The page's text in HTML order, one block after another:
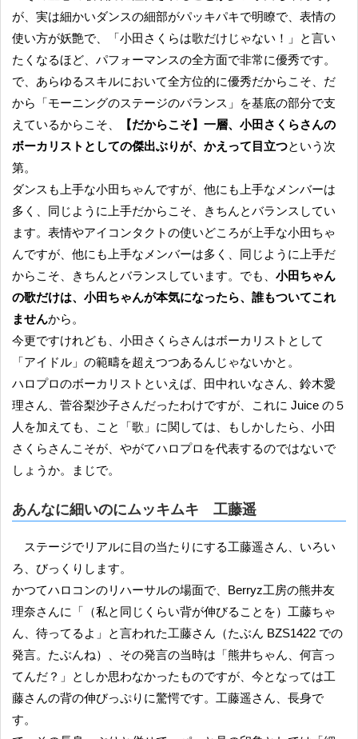
が、実は細かいダンスの細部がパッキパキで明瞭で、表情の
使い方が妖艶で、「小田さくらは歌だけじゃない！」と言い
たくなるほど、パフォーマンスの全方面で非常に優秀です。
で、あらゆるスキルにおいて全方位的に優秀だからこそ、だ
から「モーニングのステージのバランス」を基底の部分で支
えているからこそ、
【だからこそ】一層、小田さくらさんの
ボーカリストとしての傑出ぶりが、かえって目立つという次
第。
ダンスも上手な小田ちゃんですが、他にも上手なメンバーは
多く、同じように上手だからこそ、きちんとバランスしてい
ます。表情やアイコンタクトの使いどころが上手な小田ちゃ
んですが、他にも上手なメンバーは多く、同じように上手だ
からこそ、きちんとバランスしています。でも、 小田ちゃん
の歌だけは、小田ちゃんが本気になったら、誰もついてこれ
ませんから。
今更ですけれども、小田さくらさんはボーカリストとして
「アイドル」の範疇を超えつつあるんじゃないかと。
ハロプロのボーカリストといえば、田中れいなさん、鈴木愛
理さん、菅谷梨沙子さんだったわけですが、これに Juice の５
人を加えても、こと「歌」に関しては、もしかしたら、小田
さくらさんこそが、やがてハロプロを代表するのではないで
しょうか。まじで。
あんなに細いのにムッキムキ 工藤遥
ステージでリアルに目の当たりにする工藤遥さん、いろい
ろ、びっくりします。
かつてハロコンのリハーサルの場面で、Berryz工房の熊井友
理奈さんに「（私と同じくらい背が伸びることを）工藤ちゃ
ん、待ってるよ」と言われた工藤さん（たぶん BZS1422 での
発言。たぶんね）、その発言の当時は「熊井ちゃん、何言っ
てんだ？」としか思わなかったものですが、今となっては工
藤さんの背の伸びっぷりに驚愕です。工藤遥さん、長身で
す。